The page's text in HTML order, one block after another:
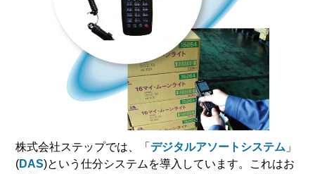
株式会社ステップでは、「デジタルアソートシステム 」
(DAS)という仕分システムを導入しています。これはお